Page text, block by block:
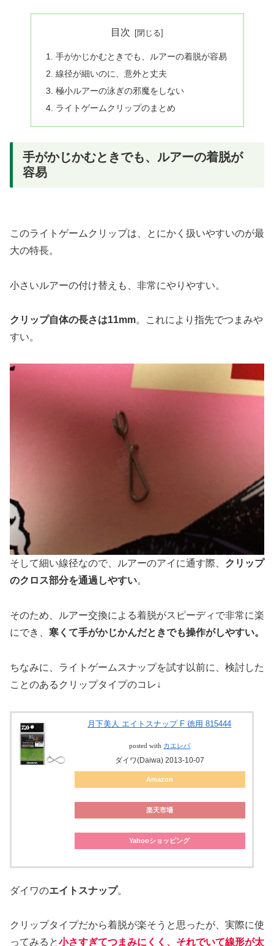
目次
手がかじかむときでも、ルアーの着脱が容易
線径が細いのに、意外と丈夫
極小ルアーの泳ぎの邪魔をしない
ライトゲームクリップのまとめ
手がかじかむときでも、ルアーの着脱が
容易
このライトゲームクリップは、とにかく扱いやすいのが最
大の特長。
小さいルアーの付け替えも、非常にやりやすい。
クリップ自体の長さは11mm。これにより指先でつまみや
すい。
そして細い線径なので、ルアーのアイに通す際、 クリップ
のクロス部分を通過しやすい。
そのため、ルアー交換による着脱がスピーディで非常に楽
にでき、 寒くて手がかじかんだときでも操作がしやすい。
ちなみに、ライトゲームスナップを試す以前に、検討した
ことのあるクリップタイプのコレ↓
月下美人 エイトスナップ F 徳用 815444
posted with カエレバ
ダイワ(Daiwa) 2013-10-07
Amazon
楽天市場
Yahooショッピング
ダイワのエイトスナップ。
クリップタイプだから着脱が楽そうと思ったが、実際に使
ってみると小さすぎてつまみにくく、それでいて線形が太